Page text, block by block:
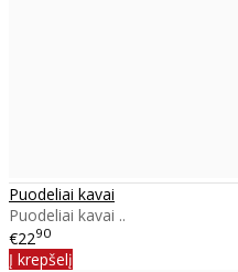
Puodeliai kavai
Puodeliai kavai ..
€2290
Į krepšelį